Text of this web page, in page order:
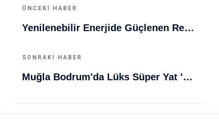
ÖNCEKI HABER
Yenilenebilir Enerjide Güçlenen Reges Elektrik, Topaz RES Projesiyle Büyüyor
SONRAKI HABER
Muğla Bodrum'da Lüks Süper Yat 'Golden Odyssey' Demirledi